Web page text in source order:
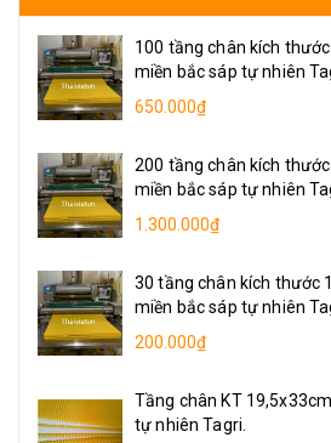
100 tầng chân kích
miền bắc sáp tự nhiên
650.000₫
200 tầng chân kích
miền bắc sáp tự nhiên
1.300.000₫
30 tầng chân kích thước
miền bắc sáp tự nhiên
200.000₫
Tầng chân KT
tự nhiên Tagri.